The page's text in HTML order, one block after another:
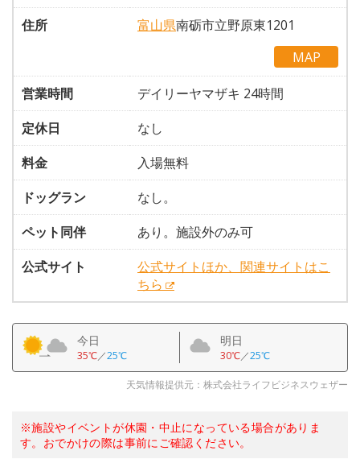
住所
富山県南砺市立野原東1201
MAP
営業時間
デイリーヤマザキ 24時間
定休日
なし
料金
入場無料
ドッグラン
なし。
ペット同伴
あり。施設外のみ可
公式サイト
公式サイトほか、関連サイトはこ
ちら
今日
35℃／25℃
明日
30℃／25℃
天気情報提供元：株式会社ライフビジネスウェザー
※施設やイベントが休園・中止になっている場合がありま
す。おでかけの際は事前にご確認ください。